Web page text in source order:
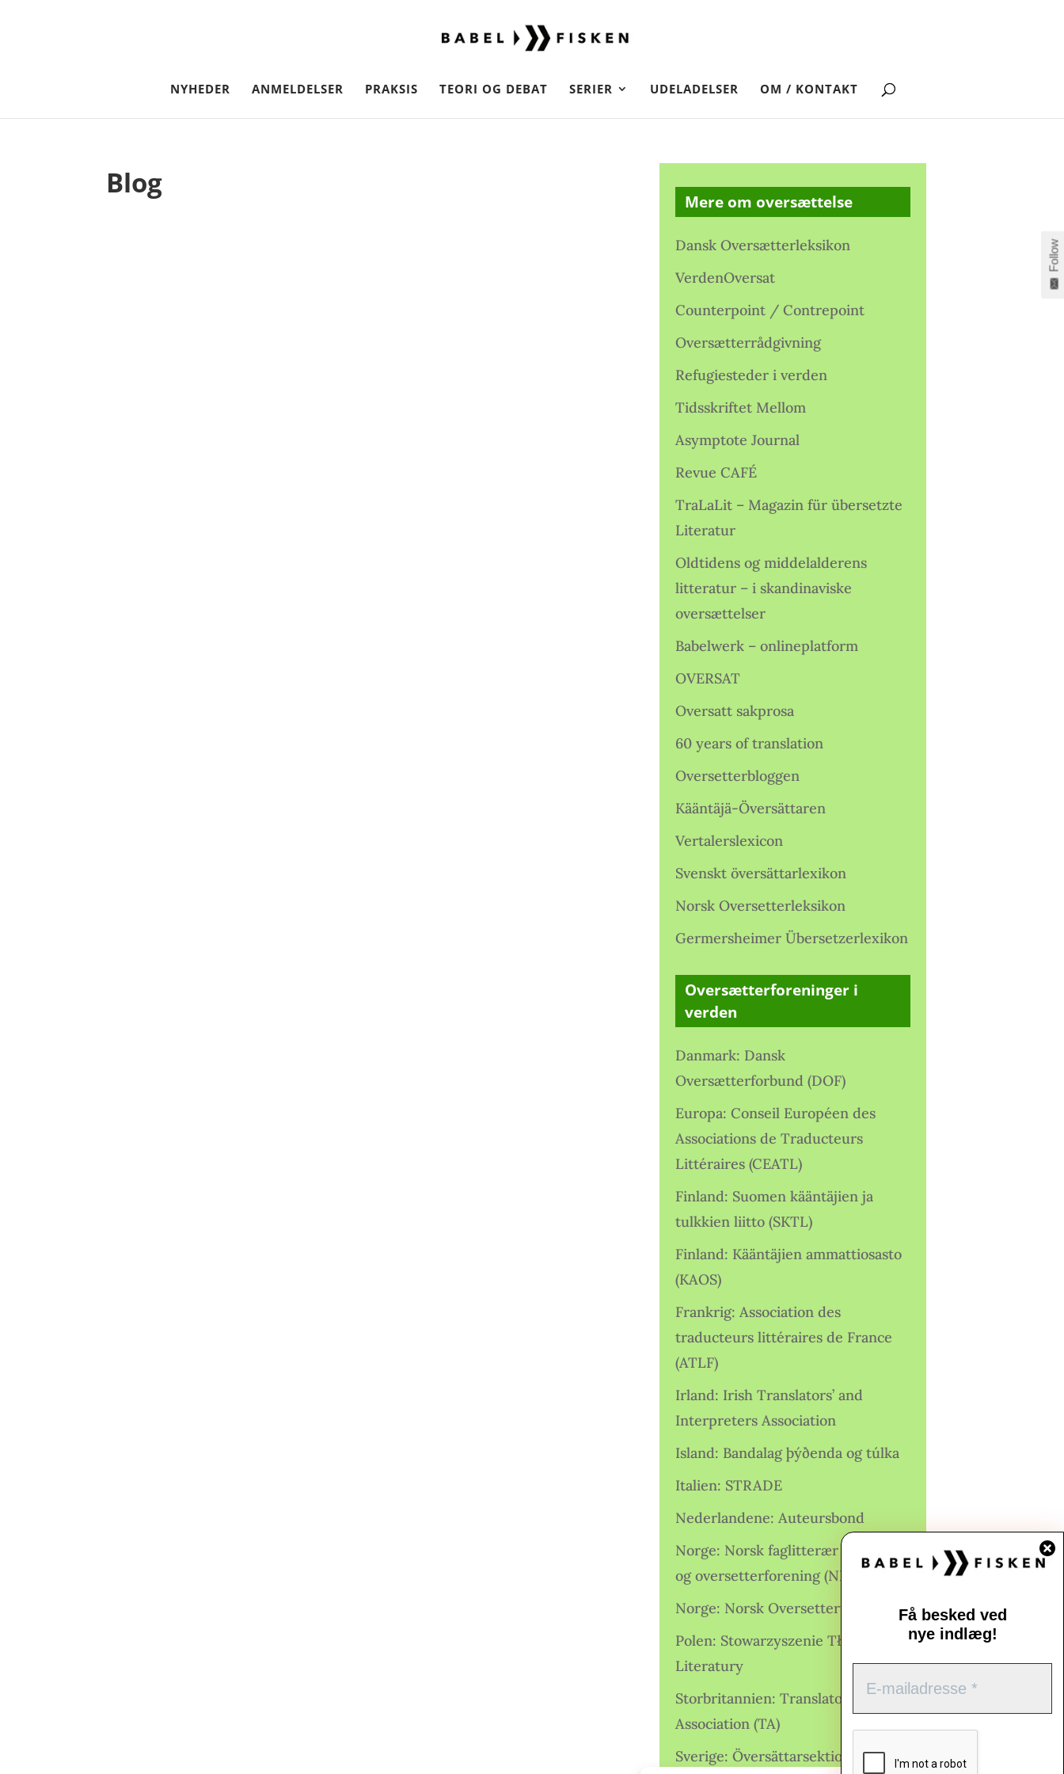
NYHEDER ANMELDELSER PRAKSIS TEORI OG DEBAT SERIER UDELADELSER OM / KONTAKT
Blog
Få besked ved
nye indlæg!
Mere om oversættelse
Dansk Oversætterleksikon
VerdenOversat
Counterpoint / Contrepoint
Oversætterrådgivning
Refugiesteder i verden
Tidsskriftet Mellom
Asymptote Journal
Revue CAFÉ
TraLaLit – Magazin für übersetzte
Literatur
Oldtidens og middelalderens
litteratur – i skandinaviske
oversættelser
Babelwerk – onlineplatform
OVERSAT
Oversatt sakprosa
60 years of translation
Oversetterbloggen
Kääntäjä-Översättaren
Vertalerslexicon
Svenskt översättarlexikon
Norsk Oversetterleksikon
Germersheimer Übersetzerlexikon
Oversætterforeninger i
verden
Danmark: Dansk
Oversætterforbund (DOF)
Europa: Conseil Européen des
Associations de Traducteurs
Littéraires (CEATL)
Finland: Suomen kääntäjien ja
tulkkien liitto (SKTL)
Finland: Kääntäjien ammattiosasto
(KAOS)
Frankrig: Association des
traducteurs littéraires de France
(ATLF)
Irland: Irish Translators’ and
Interpreters Association
Island: Bandalag þýðenda og túlka
Italien: STRADE
Nederlandene: Auteursbond
Norge: Norsk faglitterær forfatter-
og oversetterforening (NFFO)
Norge: Norsk Oversetterforening
Polen: Stowarzyszenie Tłumaczy
Literatury
Storbritannien: Translators
Association (TA)
Sverige: Översättarsektionen (Ö.)
Follow